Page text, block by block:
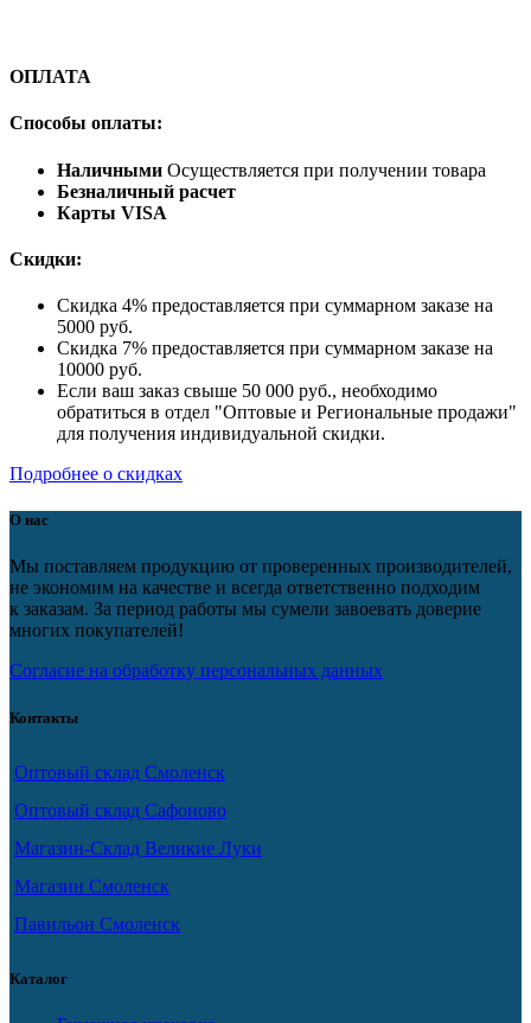
ОПЛАТА
Способы оплаты:
Наличными Осуществляется при получении товара
Безналичный расчет
Карты VISA
Скидки:
Скидка 4% предоставляется при суммарном заказе на
5000 руб.
Скидка 7% предоставляется при суммарном заказе на
10000 руб.
Если ваш заказ свыше 50 000 руб., необходимо
обратиться в отдел "Оптовые и Региональные продажи"
для получения индивидуальной скидки.
Подробнее о скидках
О нас
Мы поставляем продукцию от проверенных производителей,
не экономим на качестве и всегда ответственно подходим
к заказам. За период работы мы сумели завоевать доверие
многих покупателей!
Согласие на обработку персональных данных
Контакты
Оптовый склад Смоленск
Оптовый склад Сафоново
Магазин-Склад Великие Луки
Магазин Смоленск
Павильон Смоленск
Каталог